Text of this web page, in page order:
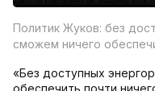
Политик Жуков: без
сможем ничего
«Без доступных